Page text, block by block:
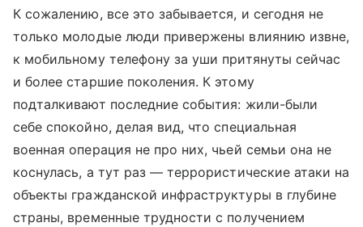
К сожалению, все это забывается, и сегодня не
только молодые люди привержены влиянию извне,
к мобильному телефону за уши притянуты сейчас
и более старшие поколения. К этому
подталкивают последние события: жили-были
себе спокойно, делая вид, что специальная
военная операция не про них, чьей семьи она не
коснулась, а тут раз — террористические атаки на
объекты гражданской инфраструктуры в глубине
страны, временные трудности с получением